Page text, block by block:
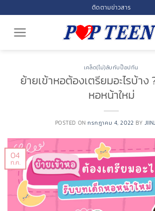
to
content
ติดตามข่าวสาร
เคล็ด(ไม่)ลับกับป๊อปทีน
ย้ายเข้าหอต้องเตรียมอะไรบ้าง
หอหน้าใหม่
POSTED ONกรกฎาคม 4, 2022 BY
04
ก.ค.